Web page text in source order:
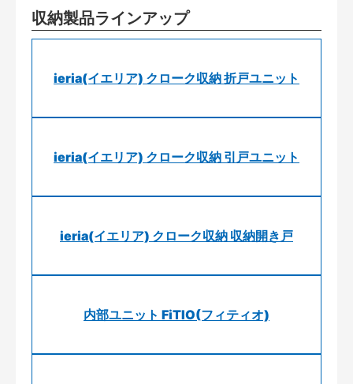
収納製品ラインアップ
ieria(イエリア) クローク収納 折戸ユニット
ieria(イエリア) クローク収納 引戸ユニット
ieria(イエリア) クローク収納 収納開き戸
内部ユニット FiTIO(フィティオ)